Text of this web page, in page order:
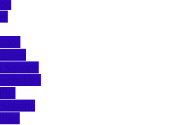
Soporte